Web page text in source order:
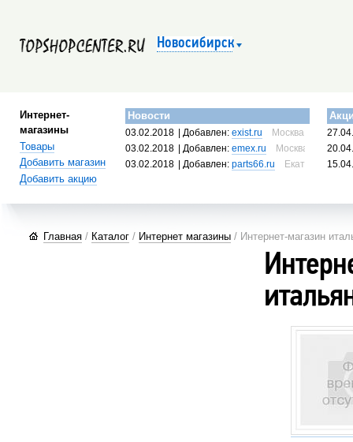
Новосибирск
Интернет-
магазины
Товары
Добавить магазин
Добавить акцию
Новости
03.02.2018 | Добавлен:exist.ru
Москва, Россия
03.02.2018
| Добавлен:emex.ru
Москва, Россия
03.02.2018
| Добавлен:parts66.ru Екатеринбург,
Главная / Каталог / Интернет магазины / Интернет-магазин